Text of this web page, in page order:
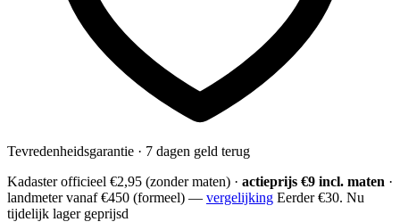
Tevredenheidsgarantie · 7 dagen geld terug
Kadaster officieel €2,95 (zonder maten) · actieprijs €9 incl. maten ·
landmetervanaf €450 (formeel) — vergelijking Eerder €30. Nu
tijdelijk lager geprijsd